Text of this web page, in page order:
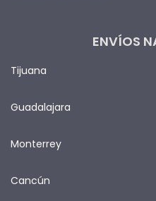
ENVÍOS
Tijuana
Guadalajara
Monterrey
Cancún